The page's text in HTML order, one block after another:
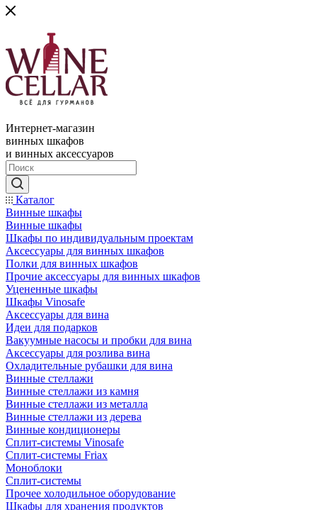
Интернет-магазин
винных шкафов
и винных аксессуаров
Каталог
Винные шкафы
Винные шкафы
Шкафы по индивидуальным проектам
Аксессуары для винных шкафов
Полки для винных шкафов
Прочие аксессуары для винных шкафов
Уцененные шкафы
Шкафы Vinosafe
Аксессуары для вина
Идеи для подарков
Вакуумные насосы и пробки для вина
Аксессуары для розлива вина
Охладительные рубашки для вина
Винные стеллажи
Винные стеллажи из камня
Винные стеллажи из металла
Винные стеллажи из дерева
Винные кондиционеры
Сплит-системы Vinosafe
Сплит-системы Friax
Моноблоки
Сплит-системы
Прочее холодильное оборудование
Шкафы для хранения продуктов